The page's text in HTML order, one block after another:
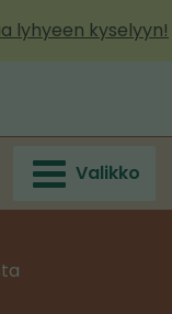
lyhyeen kyselyyn!
Valikko